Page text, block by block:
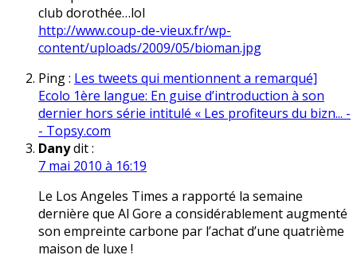
club dorothée…lol
http://www.coup-de-vieux.fr/wp-
content/uploads/2009/05/bioman.jpg
Ping : Les tweets qui mentionnent a remarqué]
Ecolo 1ère langue: En guise d’introduction à son
dernier hors série intitulé « Les profiteurs du bizn... -
- Topsy.com
Danydit :
7 mai 2010 à 16:19
Le Los Angeles Times a rapporté la semaine
dernière que Al Gore a considérablement augmenté
son empreinte carbone par l’achat d’une quatrième
maison de luxe !